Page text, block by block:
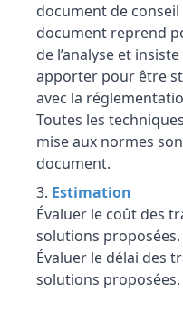
document de
document reprend
de l’analyse et
apporter pour être
avec la
Toutes les
mise aux normes
document.
Estimation
Évaluer le coût des
solutions proposées.
Évaluer le délai des
solutions proposées.